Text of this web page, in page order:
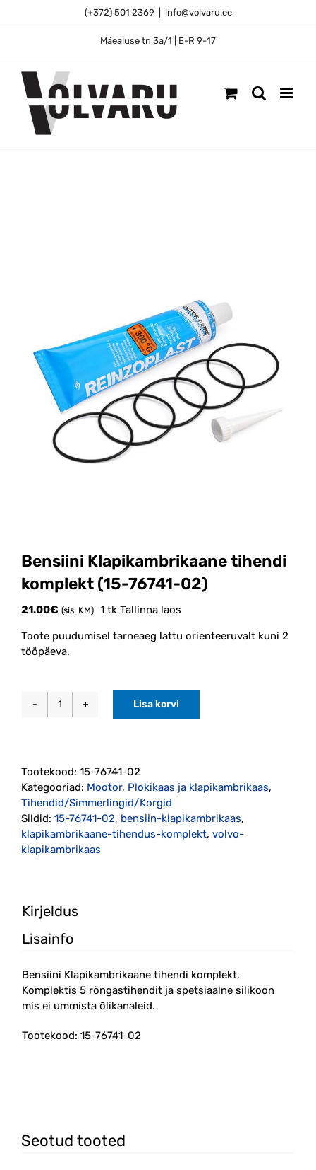
(+372) 501 2369 info@volvaru.ee
Mäealuse tn 3a/1 | E-R 9-17
Bensiini Klapikambrikaane tihendi
komplekt (15-76741-02)
21.00€ (sis. KM) 1 tk Tallinna laos
Toote puudumisel tarneaeg lattu orienteeruvalt kuni 2
tööpäeva.
Bensiini
(15-
76741-
02)
kogus
Lisa korvi
Tootekood: 15-76741-02
Kategooriad: Mootor, Plokikaas ja klapikambrikaas,
Tihendid/Simmerlingid/Korgid
Sildid: 15-76741-02, bensiin-klapikambrikaas,
klapikambrikaane-tihendus-komplekt, volvo-
klapikambrikaas
Kirjeldus
Lisainfo
Bensiini Klapikambrikaane tihendi komplekt,
Komplektis 5 rõngastihendit ja spetsiaalne silikoon
mis ei ummista õlikanaleid.
Tootekood: 15-76741-02
Seotud tooted